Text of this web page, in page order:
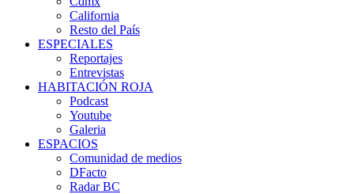
California
Resto del País
ESPECIALES
Reportajes
Entrevistas
HABITACIÓN ROJA
Podcast
Youtube
Galeria
ESPACIOS
Comunidad de medios
DFacto
Radar BC